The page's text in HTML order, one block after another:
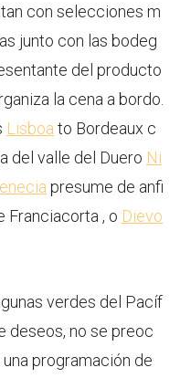
con selecciones m
junto con las bodeg
del producto
la cena a bordo.
Lisboa to Bordeaux c
del valle del Duero Ni
presume de anfi
Franciacorta , o Dievo
verdes del Pacíf
deseos, no se preoc
programación de